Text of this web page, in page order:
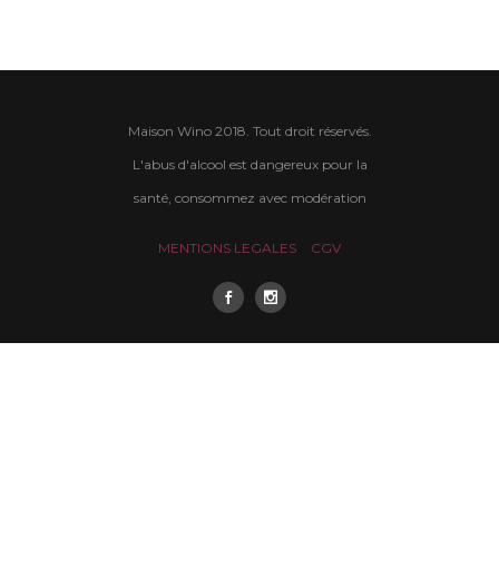
Maison Wino 2018. Tout droit réservés.
L'abus d'alcool est dangereux pour la
santé, consommez avec modération
MENTIONS LEGALES CGV